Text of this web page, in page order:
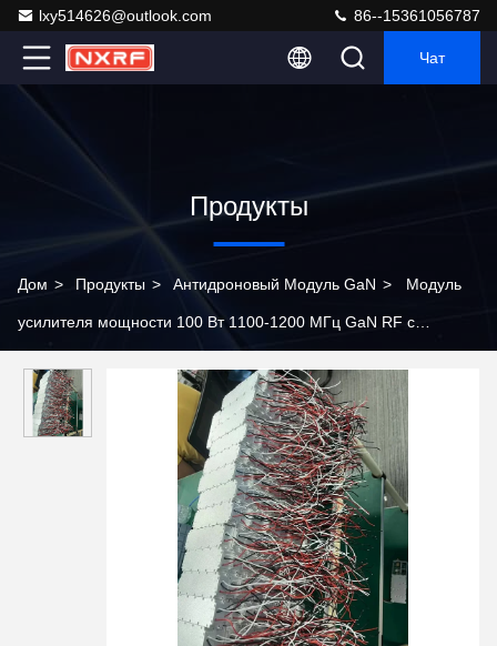
lxy514626@outlook.com 86--15361056787
Чат
Продукты
Дом > Продукты > Антидроновый Модуль GaN > Модуль
усилителя мощности 100 Вт 1100-1200 МГц GaN RF с